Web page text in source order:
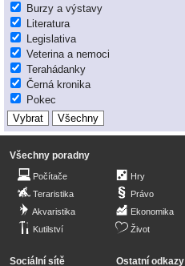
Burzy a výstavy
Literatura
Legislativa
Veterina a nemoci
Terahádanky
Černá kronika
Pokec
Všechny poradny
Počítače
Teraristika
Akvaristika
Kutilství
Hry
Právo
Ekonomika
Život
Sociální sítě Ostatní odkazy